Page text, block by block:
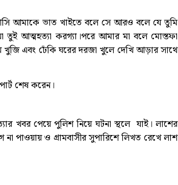
আমাকে ভাত খাইতে বলে সে আরও বলে যে তুমি
আত্মহত্যা করগ্যা।পরে আমার মা বলে মোস্তফা
এবং ঢেঁকি ঘরের দরজা খুলে দেখি আড়ার সাথে
শেষ করেন।
খবর পেয়ে পুলিশ নিয়ে ঘটনা স্থলে যাই। লাশের
পাওয়ায় ও গ্রামবাসীর সুপারিশে লিখত রেখে লাশ